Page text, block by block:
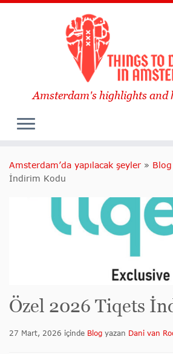
Amsterdam's highlights and
Amsterdam’da yapılacak şeyler » Blog
İndirim Kodu
Özel 2026 Tiqets
27 Mart, 2026 içinde Blog yazan Dani van